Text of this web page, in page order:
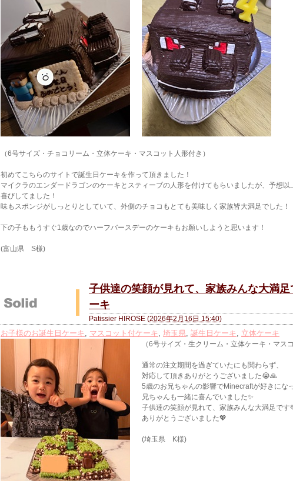
（6号サイズ・チョコリーム・立体ケーキ・マスコット人形付き）
初めてこちらのサイトで誕生日ケーキを作って頂きました！
マイクラのエンダードラゴンのケーキとスティーブの人形を付けて もらいましたが、予想
喜びしてました！
味もスポンジがしっとりとしていて、 外側のチョコもとても美味しく家族皆大満足でした！
下の子ももうすぐ1歳なのでハーフバースデーのケーキもお願いしようと思います！
(富山県 S様)
子供達の笑顔が見れて、家族みんな大満
ーキ
Patissier HIROSE (2026年2月16日 15:40)
お子様のお誕生日ケーキ, マスコット付ケーキ, 埼玉県, 誕生日ケーキ, 立体ケーキ
（6号サイズ・生クリーム・立体ケーキ・マス
通常の注文期間を過ぎていたにも関わらず、
対応して頂きありがとうございました😭🙏
5歳のお兄ちゃんの影響でMinecraftが好きにな
兄ちゃんも一緒に喜んでいました✨️
子供達の笑顔が見れて、家族みんな大満足です
ありがとうございました💖
(埼玉県 K様)